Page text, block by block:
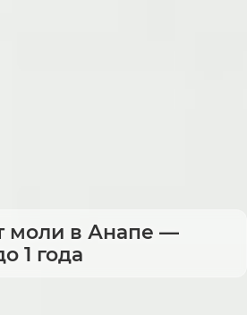
моли в Анапе —
1 года